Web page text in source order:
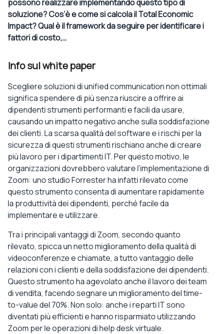
possono realizzare implementando questo tipo di
soluzione? Cos’è e come si calcola il Total Economic
Impact? Qual è il framework da seguire per identificare i
fattori di costo,…
Info sul white paper
Scegliere soluzioni di unified communication non ottimali
significa spendere di più senza riuscire a offrire ai
dipendenti strumenti performanti e facili da usare,
causando un impatto negativo anche sulla soddisfazione
dei clienti. La scarsa qualità del software e i rischi per la
sicurezza di questi strumenti rischiano anche di creare
più lavoro per i dipartimenti IT. Per questo motivo, le
organizzazioni dovrebbero valutare l’implementazione di
Zoom: uno studio Forrester ha infatti rilevato come
questo strumento consenta di aumentare rapidamente
la produttività dei dipendenti, perché facile da
implementare e utilizzare.
Tra i principali vantaggi di Zoom, secondo quanto
rilevato, spicca un netto miglioramento della qualità di
videoconferenze e chiamate, a tutto vantaggio delle
relazioni con i clienti e della soddisfazione dei dipendenti.
Questo strumento ha agevolato anche il lavoro dei team
di vendita, facendo segnare un miglioramento del time-
to-value del 70%. Non solo: anche i reparti IT sono
diventati più efficienti e hanno risparmiato utilizzando
Zoom per le operazioni di help desk virtuale.